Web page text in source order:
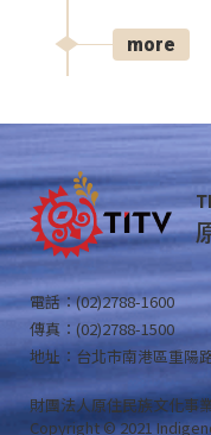
more
電話：(02)2788-1600
傳真：(02)2788-1500
地址：台北市南港區重陽
財團法人原住民族文化事
Copyright © 2021